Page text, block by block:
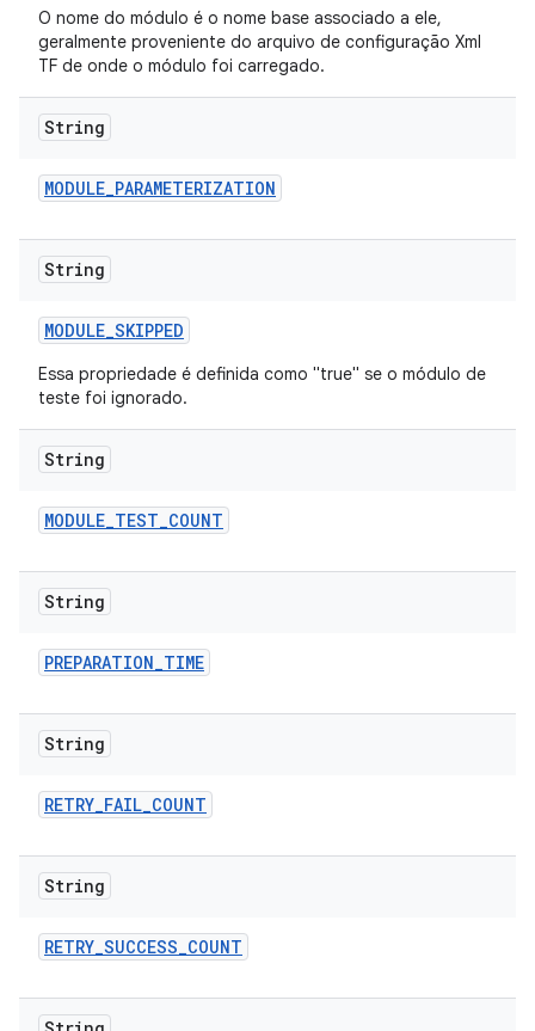
O nome do módulo é o nome base associado a ele,
geralmente proveniente do arquivo de configuração Xml
TF de onde o módulo foi carregado.
String
MODULE_PARAMETERIZATION
String
MODULE_SKIPPED
Essa propriedade é definida como "true" se o módulo de
teste foi ignorado.
String
MODULE_TEST_COUNT
String
PREPARATION_TIME
String
RETRY_FAIL_COUNT
String
RETRY_SUCCESS_COUNT